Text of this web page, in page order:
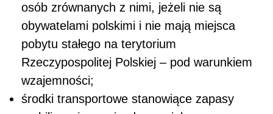
osób zrównanych z nimi, jeżeli nie są
obywatelami polskimi i nie mają miejsca
pobytu stałego na terytorium
Rzeczypospolitej Polskiej – pod warunkiem
wzajemności;
środki transportowe stanowiące zapasy